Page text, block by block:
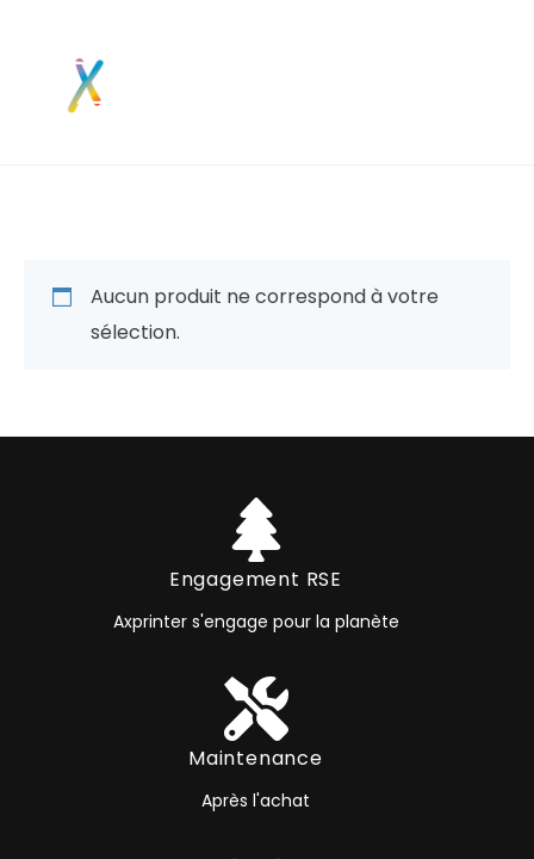
Aucun produit ne correspond à votre
sélection.
Engagement RSE
Axprinter s'engage pour la planète
Maintenance
Après l'achat